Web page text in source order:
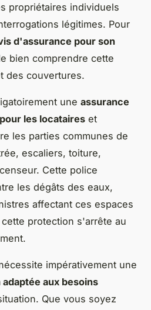
propriétaires individuels
légitimes. Pour
d'assurance pour son
bien comprendre cette
des couvertures.
une assurance
les locataires et
les parties communes de
escaliers, toiture,
Cette police
les dégâts des eaux,
affectant ces espaces
protection s'arrête au
impérativement une
aux besoins
Que vous soyez